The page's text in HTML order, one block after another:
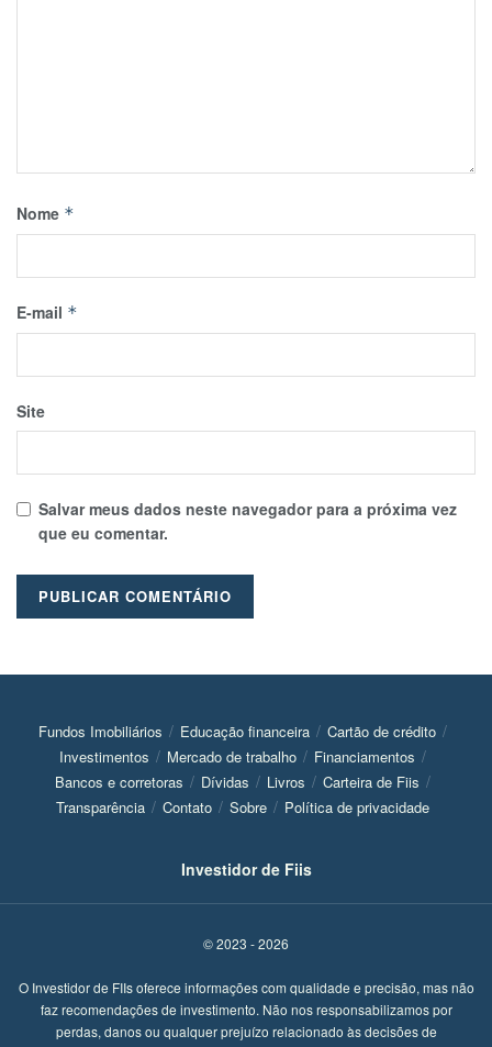
Nome *
E-mail *
Site
Salvar meus dados neste navegador para a próxima vez
que eu comentar.
Fundos Imobiliários Educação financeira
Cartão de crédito
Investimentos
Mercado de trabalho
Financiamentos
Bancos e corretoras
Dívidas Livros
Carteira de Fiis
Transparência
Contato Sobre Política de privacidade
Investidor de Fiis
© 2023 - 2026
O Investidor de FIIs oferece informações com qualidade e precisão, mas não
faz recomendações de investimento. Não nos responsabilizamos por
perdas, danos ou qualquer prejuízo relacionado às decisões de